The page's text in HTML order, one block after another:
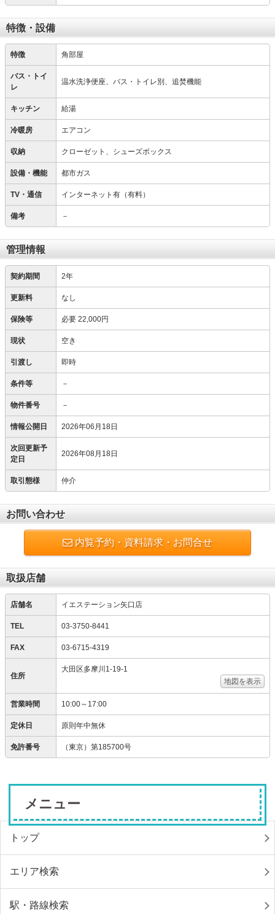
特徴・設備
特徴 角部屋
バス・トイ
レ
温水洗浄便座、バス・トイレ別、追焚機能
キッチン 給湯
冷暖房 エアコン
収納 クローゼット、シューズボックス
設備・機能 都市ガス
TV・通信 インターネット有（有料）
備考 －
管理情報
契約期間 2年
更新料 なし
保険等 必要 22,000円
現状 空き
引渡し 即時
条件等 －
物件番号 －
情報公開日 2026年06月18日
次回更新予
定日
2026年08月18日
取引態様 仲介
お問い合わせ
内覧予約・資料請求・お問合せ
取扱店舗
店舗名 イエステーション矢口店
TEL 03-3750-8441
FAX 03-6715-4319
住所
大田区多摩川1-19-1
地図を表示
営業時間 10:00～17:00
定休日 原則年中無休
免許番号 （東京）第185700号
メニュー
トップ
エリア検索
駅・路線検索